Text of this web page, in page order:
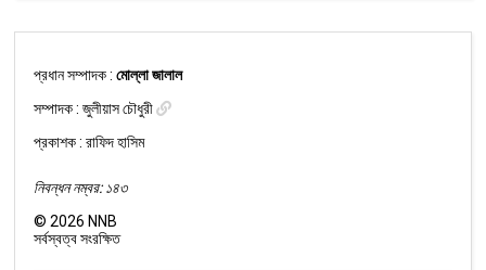
প্রধান সম্পাদক :মোল্লা জালাল
সম্পাদক :জুলীয়াস চৌধুরী
প্রকাশক : রাফিদ হাসিম
নিবন্ধন নম্বর: ১৪৩
©2026 NNB
সর্বস্বত্ব সংরক্ষিত